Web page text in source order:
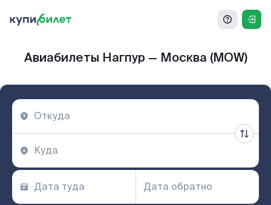
Авиабилеты Нагпур — Москва (MOW)